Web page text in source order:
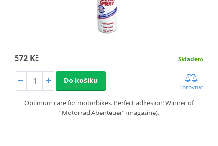
572 Kč Skladem
Do košíku
Porovnat
Optimum care for motorbikes. Perfect adhesion! Winner of
“Motorrad Abenteuer” (magazine).